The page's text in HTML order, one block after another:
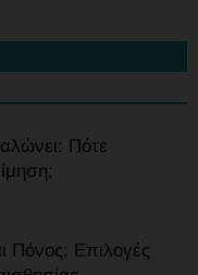
Πότε
Πόνος: Επιλογές